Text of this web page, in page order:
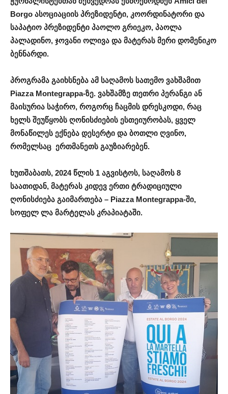
Borgo ასოციაციის პრეზიდენტი, კოორდინატორი და
საპატიო პრეზიდენტი პაოლო გრიეკო, პაოლა
პალადინო, ჯოვანი ოლივა და მატერას მერი დომენიკო
ბენნარდი.
პროგრამა გაიხსნება ამ საღამოს სათემო ვახშამით
Piazza Montegrappa-ზე. ვახშამზე თეთრი პერანგი ან
მაისურია საჭირო, როგორც ჩაცმის დრესკოდი, რაც
ხელს შეუწყობს ღონისძიების ესთეიურობას, ყველ
მონაწილეს ექნება დესერტი და ბოთლი ღვინო,
რომელსაც ერთმანეთს გაუზიარებენ.
ხუთშაბათს, 2024 წლის 1 აგვისტოს, საღამოს 8
საათიდან, მატერას კიდევ ერთი ტრადიციული
ღონისძიება გაიმართება – Piazza Montegrappa-ში,
სოფელ ლა მარტელას კრაპიატაში.